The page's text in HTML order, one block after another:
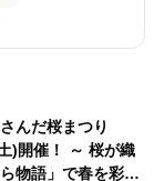
んだ桜まつり
)開催！ ～ 桜が織
物語」で春を彩る